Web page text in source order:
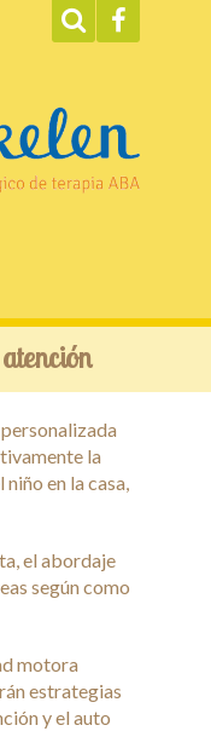
la
niño en la casa,
el abordaje
según como
motora
estrategias
y el auto